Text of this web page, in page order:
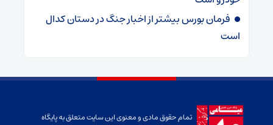
فرمان بورس بیشتر از اخبار جنگ در دستان کدال
است
تمام حقوق مادی و معنوی این سایت متعلق به پایگاه